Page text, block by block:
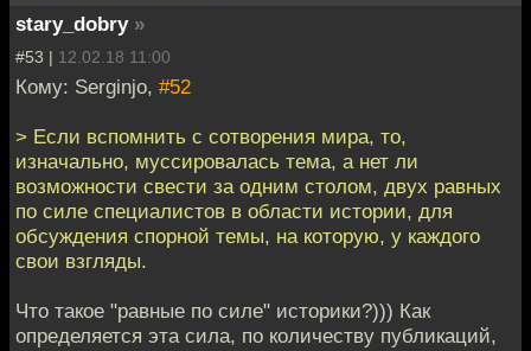
stary_dobry »
#53 | 12.02.18 11:00
Кому: Serginjo, #52
> Если вспомнить с сотворения мира, то,
изначально, муссировалась тема, а нет ли
возможности свести за одним столом, двух равных
по силе специалистов в области истории, для
обсуждения спорной темы, на которую, у каждого
свои взгляды.
Что такое "равные по силе" историки?))) Как
определяется эта сила, по количеству публикаций,